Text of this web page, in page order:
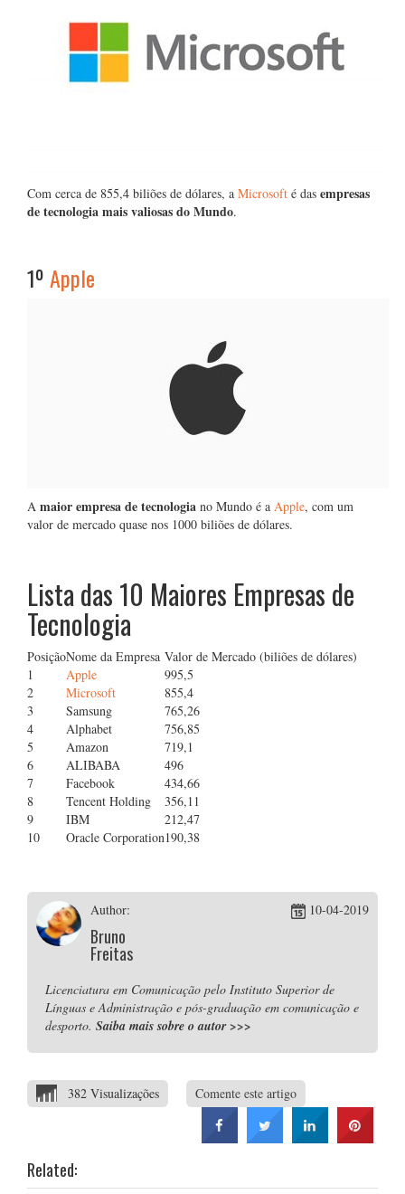
Com cerca de 855,4 biliões de dólares, a Microsoft é das empresas
de tecnologia mais valiosas do Mundo.
1ºApple
A maior empresa de tecnologia no Mundo é a Apple, com um
valor de mercado quase nos 1000 biliões de dólares.
Lista das 10 Maiores Empresas de
Tecnologia
PosiçãoNome da Empresa Valor de Mercado (biliões de dólares)
1
Apple
995,5
2
Microsoft
855,4
3
Samsung
765,26
4
Alphabet
756,85
5
Amazon
719,1
6
ALIBABA
496
7
Facebook
434,66
8
Tencent Holding
356,11
9
IBM
212,47
10
Oracle Corporation190,38
Author:
Bruno
Freitas
10-04-2019
Licenciatura em Comunicação pelo Instituto Superior de
Línguas e Administração e pós-graduação em comunicação e
desporto. Saiba mais sobre o autor>>>
382 Visualizações Comente este artigo
Related: